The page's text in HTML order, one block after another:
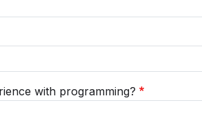
with programming?